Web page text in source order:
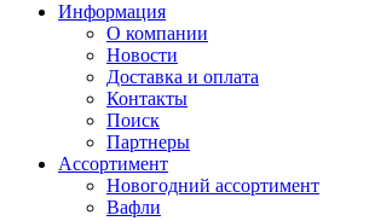
Информация
О компании
Новости
Доставка и оплата
Контакты
Поиск
Партнеры
Ассортимент
Новогодний ассортимент
Вафли